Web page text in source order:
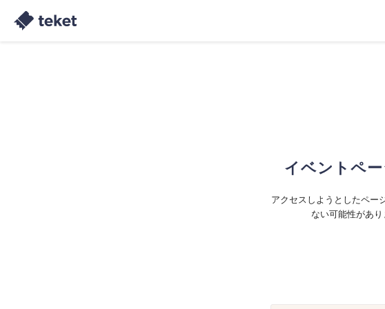
イベントペ
アクセスしようとしたペー
ない可能性があ